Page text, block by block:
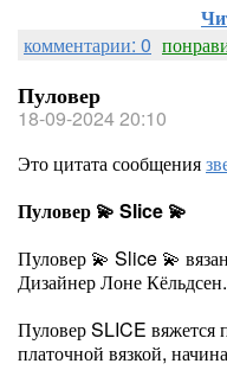
комментарии: 0
Пуловер
18-09-2024 20:10
Это цитата сообщения
Пуловер 💫 Slice 💫
Пуловер 💫 Slice 💫
Дизайнер Лоне Кёльдсен.
Пуловер SLICE
платочной вязкой,